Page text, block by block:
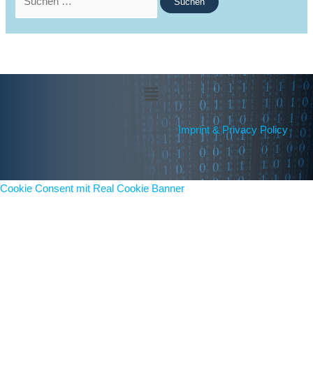
Menü
Imprint & Privacy Policy
Cookie Consent mit Real Cookie Banner